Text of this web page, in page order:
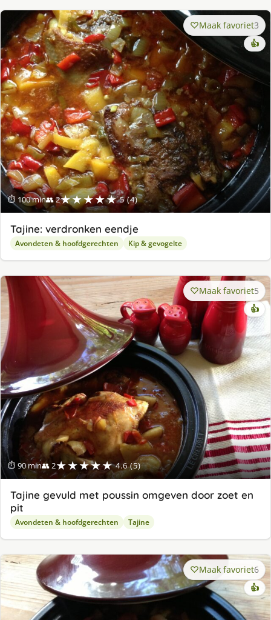
⏱ 100 min👥 2★★★★★ 5 (4)
Maak favoriet3
👍
Tajine: verdronken eendje
Avondeten & hoofdgerechten Kip & gevogelte
⏱ 90 min👥 2★★★★★ 4.6 (5)
Maak favoriet5
👍
Tajine gevuld met poussin omgeven door zoet en
pit
Avondeten & hoofdgerechten Tajine
Maak favoriet6
👍